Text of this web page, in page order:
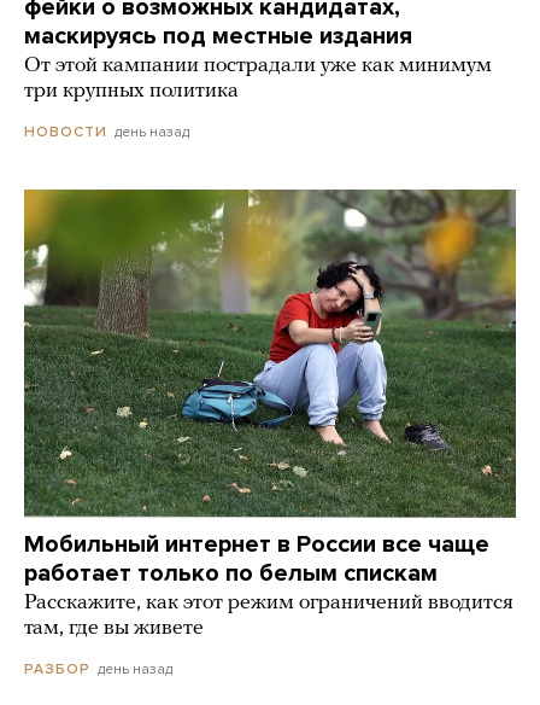
фейки о возможных кандидатах,
маскируясь под местные издания
От этой кампании пострадали уже как минимум
три крупных политика
НОВОСТИ день назад
Мобильный интернет в России все чаще
работает только по белым спискам
Расскажите, как этот режим ограничений вводится
там, где вы живете
РАЗБОР день назад